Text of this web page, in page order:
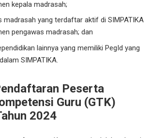
kepala madrasah;
madrasah yang terdaftar aktif di SIMPATIKA
pengawas madrasah; dan
lainnya yang memiliki PegId yang
SIMPATIKA.
Peserta
Guru (GTK)
2024